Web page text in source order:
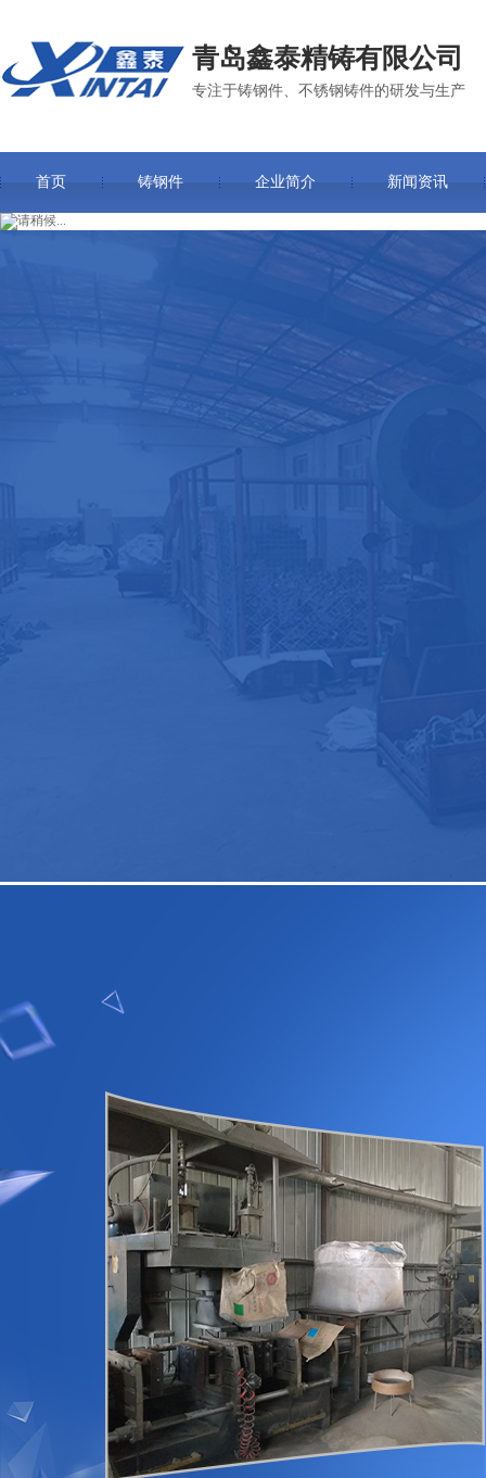
青岛鑫泰精铸有限公司
专注于铸钢件、不锈钢铸件的研发与生产
首页 铸钢件 企业简介 新闻资讯